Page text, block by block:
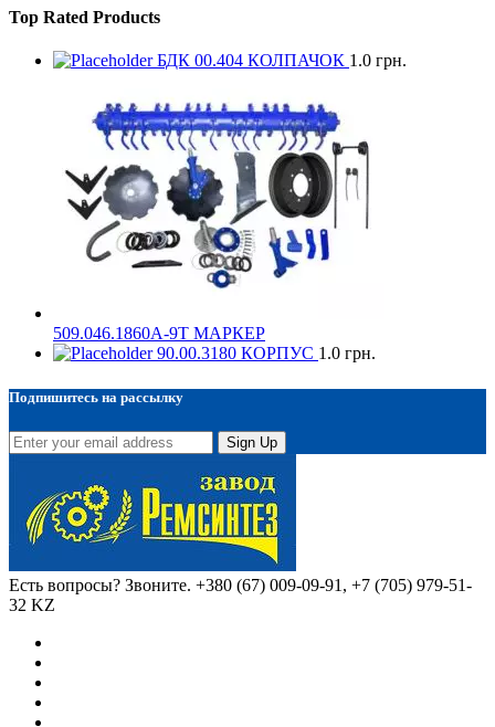
Top Rated Products
БДК 00.404 КОЛПАЧОК 1.0 грн.
509.046.1860А-9Т МАРКЕР
90.00.3180 КОРПУС 1.0 грн.
Подпишитесь на рассылку
Sign Up
Есть вопросы? Звоните. +380 (67) 009-09-91, +7 (705) 979-51-
32 KZ